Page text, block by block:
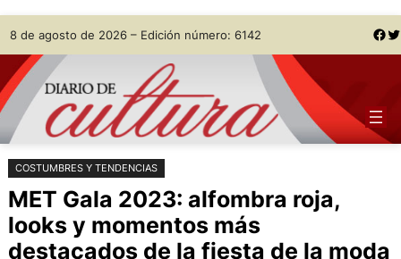
Saltar
al
contenido
Skip
to
content
8 de agosto de 2026 – Edición número: 6142 Facebook Twitter
COSTUMBRES Y TENDENCIAS
MET Gala 2023: alfombra roja,
looks y momentos más
destacados de la fiesta de la moda